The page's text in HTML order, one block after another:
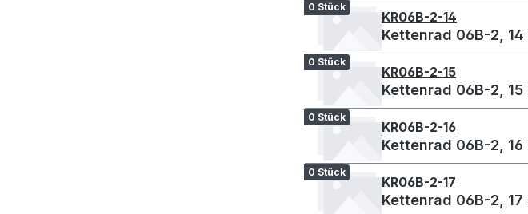
0 Stück
KR06B-2-14
Kettenrad 06B-2, 14
0 Stück
KR06B-2-15
Kettenrad 06B-2, 15
0 Stück
KR06B-2-16
Kettenrad 06B-2, 16
0 Stück
KR06B-2-17
Kettenrad 06B-2, 17